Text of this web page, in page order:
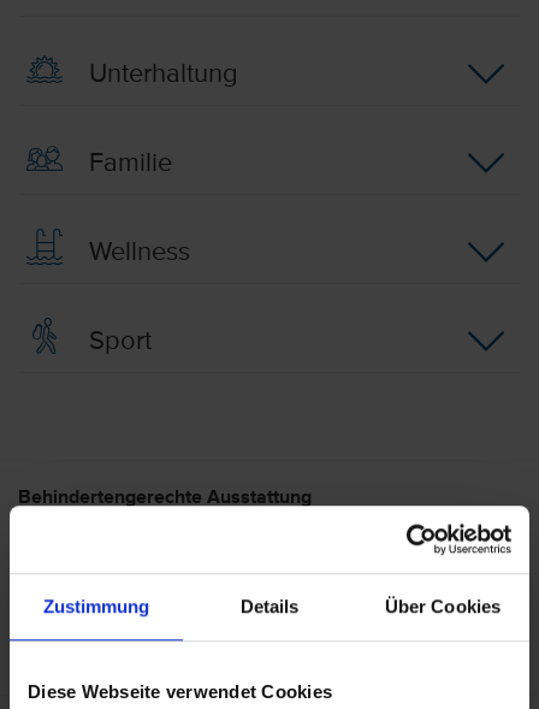
Zustimmung Details Über Cookies
Diese Webseite verwendet Cookies
Unterhaltung
Familie
Wellness
Sport
Behindertengerechte Ausstattung
Die Reise ist im Allgemeinen nicht für Personen mit
Bedürfnisse wenden Sie sich bitte an unser Service-
Center.